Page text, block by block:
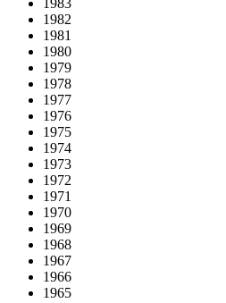
1982
1981
1980
1979
1978
1977
1976
1975
1974
1973
1972
1971
1970
1969
1968
1967
1966
1965